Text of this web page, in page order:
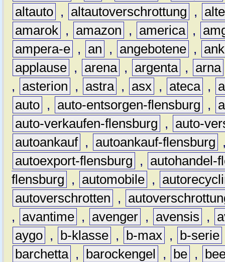
altauto , altautoverschrottung ,
amarok , amazon , america ,
ampera-e , an , angebotene ,
applause , arena , argenta , arna
,
asterion , astra , asx , ateca ,
auto , auto-entsorgen-flensburg ,
auto-verkaufen-flensburg
,
auto-
autoankauf , autoankauf-flensburg
autoexport-flensburg
,
autohandel-
flensburg
, automobile ,
autoverschrotten
,
,
avantime , avenger , avensis ,
aygo , b-klasse , b-max , b-serie
barchetta , barockengel , be ,